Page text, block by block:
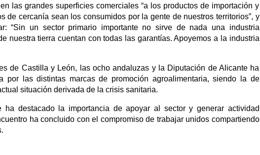
las grandes superficies comerciales “a los productos de importación y
de cercanía sean los consumidos por la gente de nuestros territorios”, y
“Sin un sector primario importante no sirve de nada una industria
nuestra tierra cuentan con todas las garantías. Apoyemos a la industria
de Castilla y León, las ocho andaluzas y la Diputación de Alicante ha
las distintas marcas de promoción agroalimentaria, siendo la de
situación derivada de la crisis sanitaria.
destacado la importancia de apoyar al sector y generar actividad
ha concluido con el compromiso de trabajar unidos compartiendo